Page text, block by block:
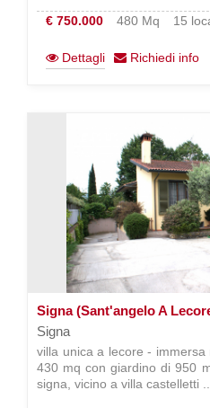
€ 750.000 480 Mq 15
Dettagli Richiedi info
Signa (Sant'angelo A
Signa
villa unica a lecore -
430 mq con giardino di 950
signa, vicino a villa castelletti ...